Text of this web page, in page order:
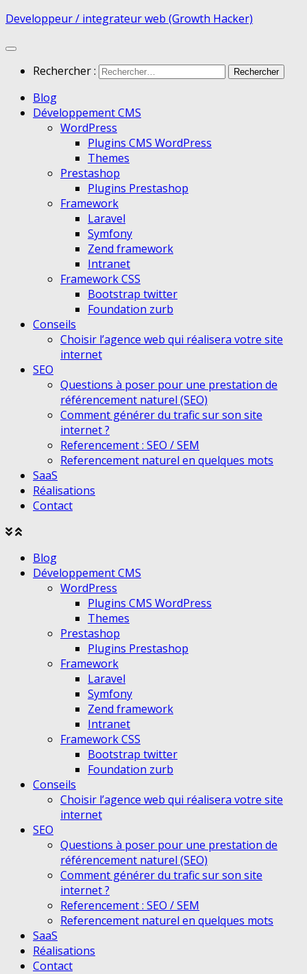
Developpeur / integrateur web (Growth Hacker)
Rechercher :
Blog
Développement CMS
WordPress
Plugins CMS WordPress
Themes
Prestashop
Plugins Prestashop
Framework
Laravel
Symfony
Zend framework
Intranet
Framework CSS
Bootstrap twitter
Foundation zurb
Conseils
Choisir l’agence web qui réalisera votre site
internet
SEO
Questions à poser pour une prestation de
référencement naturel (SEO)
Comment générer du trafic sur son site
internet ?
Referencement : SEO / SEM
Referencement naturel en quelques mots
SaaS
Réalisations
Contact
Agrandir
menu
Réduire
menu
Blog
Développement CMS
WordPress
Plugins CMS WordPress
Themes
Prestashop
Plugins Prestashop
Framework
Laravel
Symfony
Zend framework
Intranet
Framework CSS
Bootstrap twitter
Foundation zurb
Conseils
Choisir l’agence web qui réalisera votre site
internet
SEO
Questions à poser pour une prestation de
référencement naturel (SEO)
Comment générer du trafic sur son site
internet ?
Referencement : SEO / SEM
Referencement naturel en quelques mots
SaaS
Réalisations
Contact